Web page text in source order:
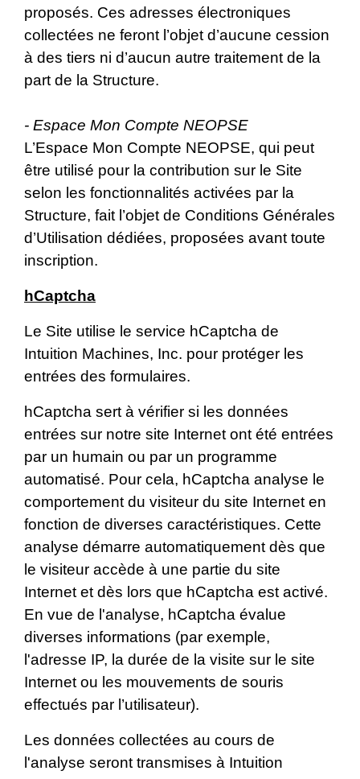
proposés. Ces adresses électroniques
collectées ne feront l’objet d’aucune cession
à des tiers ni d’aucun autre traitement de la
part de la Structure.
- Espace Mon Compte NEOPSE
L’Espace Mon Compte NEOPSE, qui peut
être utilisé pour la contribution sur le Site
selon les fonctionnalités activées par la
Structure, fait l’objet de Conditions Générales
d’Utilisation dédiées, proposées avant toute
inscription.
hCaptcha
Le Site utilise le service hCaptcha de
Intuition Machines, Inc. pour protéger les
entrées des formulaires.
hCaptcha sert à vérifier si les données
entrées sur notre site Internet ont été entrées
par un humain ou par un programme
automatisé. Pour cela, hCaptcha analyse le
comportement du visiteur du site Internet en
fonction de diverses caractéristiques. Cette
analyse démarre automatiquement dès que
le visiteur accède à une partie du site
Internet et dès lors que hCaptcha est activé.
En vue de l'analyse, hCaptcha évalue
diverses informations (par exemple,
l'adresse IP, la durée de la visite sur le site
Internet ou les mouvements de souris
effectués par l’utilisateur).
Les données collectées au cours de
l'analyse seront transmises à Intuition